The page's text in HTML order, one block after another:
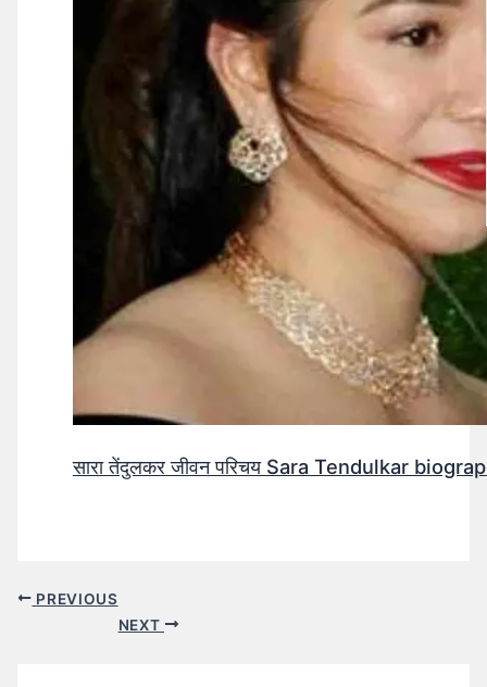
सारा तेंदुलकर जीवन परिचय Sara Tendulkar
PREVIOUS
NEXT